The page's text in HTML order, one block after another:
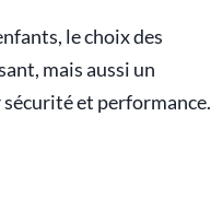
le choix des
mais aussi un
et performance.